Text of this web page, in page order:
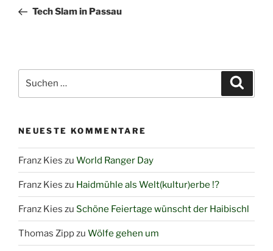
Beitrag
Tech Slam in Passau
nach:
NEUESTE KOMMENTARE
Franz Kies zu World Ranger Day
Franz Kies zu Haidmühle als Welt(kultur)erbe !?
Franz Kies zu Schöne Feiertage wünscht der Haibischl
Thomas Zippzu Wölfe gehen um